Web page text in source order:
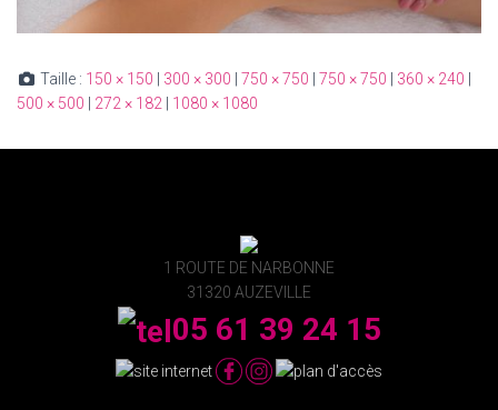
Taille : 150 × 150 300 × 300 750 × 750 750 × 750 360 × 240
500 × 500
272 × 182 1080 × 1080
1 ROUTE DE NARBONNE
31320 AUZEVILLE
05 61 39 24 15